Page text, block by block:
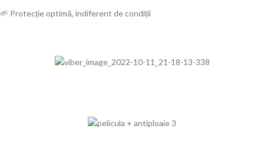
🌱 Protecție optimă, indiferent de condiții